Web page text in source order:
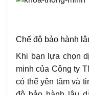
Chế độ bảo hành
Khi bạn lựa chọn
minh của Công ty
có thể yên tâm và